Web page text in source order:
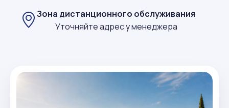
Зона дистанционного обслуживания
Уточняйте адрес у менеджера